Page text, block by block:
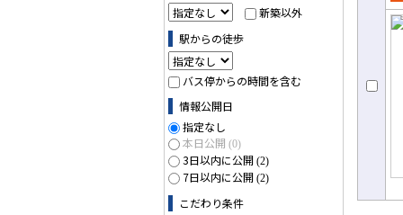
新築以外
駅からの徒歩
バス停からの時間を含む
情報公開日
指定なし
本日公開 (0)
3日以内に公開 (2)
7日以内に公開 (2)
こだわり条件
て